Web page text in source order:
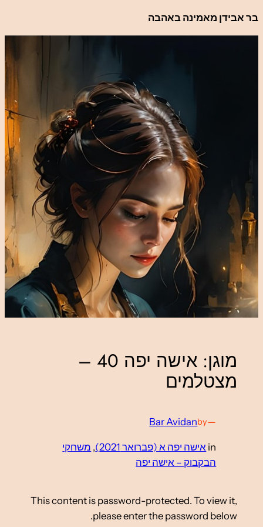
לדלג
בר אבידן מאמינה באהבה
מוגן: אישה יפה 40 –
מצטלמים
—
by
Bar Avidan
in אישה יפה א (פברואר 2021) , משחקי
הבקבוק – אישה יפה
This content is password-protected. To view it,
please enter the password below.